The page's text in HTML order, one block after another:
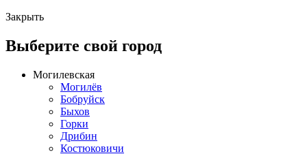
Закрыть
Выберите свой город
Могилевская
Могилёв
Бобруйск
Быхов
Горки
Дрибин
Костюковичи